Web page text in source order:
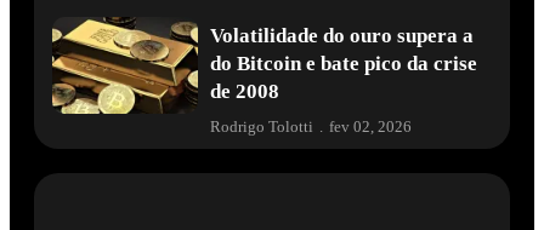
Volatilidade do ouro supera a
do Bitcoin e bate pico da crise
de 2008
Rodrigo Tolotti . fev 02, 2026